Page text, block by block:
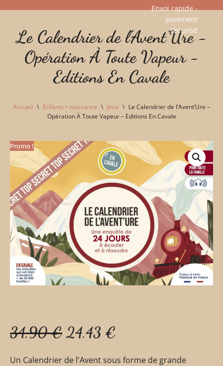
au
contenu
Envoi rapide -
paiement
sécurisé​
Le Calendrier de l'Avent'Ure -
Opération À Toute Vapeur -
Editions En Cavale
Accueil \ Enfants • naissance \ Jeux \ Le Calendrier de l’Avent’Ure –
Opération À Toute Vapeur – Editions En Cavale
Promo !
34,90€ 24,43 €
Un Calendrier de l'Avent sous forme de grande